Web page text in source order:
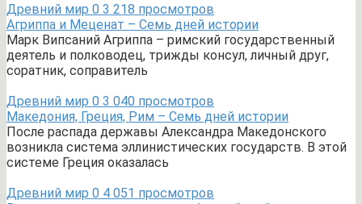
Древний мир 0 3 218 просмотров
Агриппа и Меценат – Семь дней истории
Марк Випсаний Агриппа – римский государственный
деятель и полководец, трижды консул, личный друг,
соратник, соправитель
Древний мир 0 3 040 просмотров
Македония, Греция, Рим – Семь дней истории
После распада державы Александра Македонского
возникла система эллинистических государств. В этой
системе Греция оказалась
Древний мир 0 4 051 просмотров